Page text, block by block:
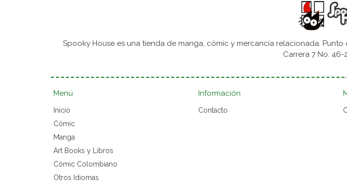
Spooky House es una tienda de manga, cómic y mercancía relacionada.
Carrera 7 No. 46-
Menú
Inicio
Cómic
Manga
Art Books y Libros
Cómic Colombiano
Otros Idiomas
Información
Contacto